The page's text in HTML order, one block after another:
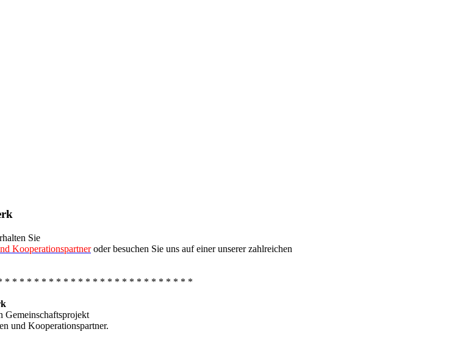
Sie
Kooperationspartneroder besuchen Sie uns auf einer unserer zahlreichen
* * * * * * * * * * * * * * * * * * * * * * * * * *
Gemeinschaftsprojekt
und Kooperationspartner.